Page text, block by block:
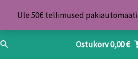
Üle 50€ tellimused
content
Search Ostukorv0,00€